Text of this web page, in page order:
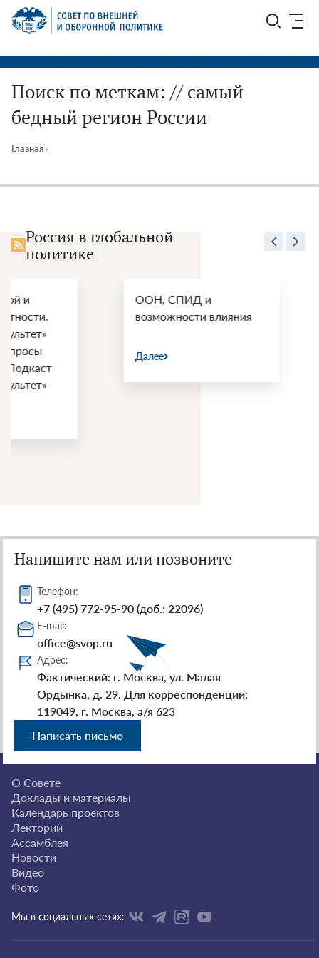
Перейти
СВОП
Поиск по меткам: // самый
бедный регион России
Главная ›
Россия в глобальной
политике
возможности влияния
Далее
перспективы
Напишите нам или позвоните
Телефон:
+7 (495) 772-95-90 (доб.: 22096)
E-mail:
office@svop.ru
Адрес:
Фактический: г. Москва, ул. Малая
Ордынка, д. 29. Для корреспонденции:
119049, г. Москва, а/я 623
Написать письмо
О Совете
Доклады и материалы
Календарь проектов
Лекторий
Ассамблея
Новости
Видео
Фото
Мы в социальных сетях: